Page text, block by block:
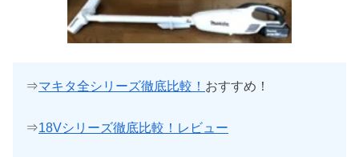
⇒マキタ全シリーズ徹底比較！ おすすめ！
⇒18Vシリーズ徹底比較！レビュー